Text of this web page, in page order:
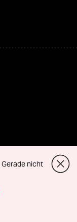
Gerade nicht